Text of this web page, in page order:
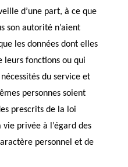
d’une part, à ce que
son autorité n’aient
les données dont elles
leurs fonctions ou qui
du service et
personnes soient
prescrits de la loi
privée à l’égard des
personnel et de